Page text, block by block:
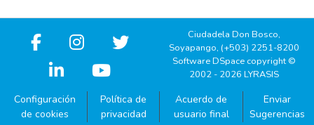
Ciudadela Don Bosco,
Soyapango, (+503) 2251-8200
Software DSpace copyright ©
2002 - 2026 LYRASIS
Configuración
de cookies
Política de
privacidad
Acuerdo de
usuario final
Enviar
Sugerencias